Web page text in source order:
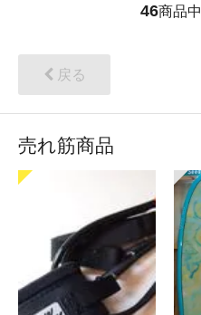
46商品中
戻る
売れ筋商品